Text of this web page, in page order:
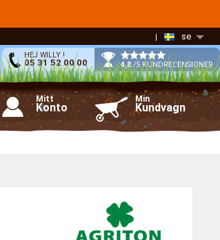
se
HEJ WILLY !
05 31 52 00 00 4,8/5 KUNDRECENSIONER
Min
Kundvagn
Mitt
Konto